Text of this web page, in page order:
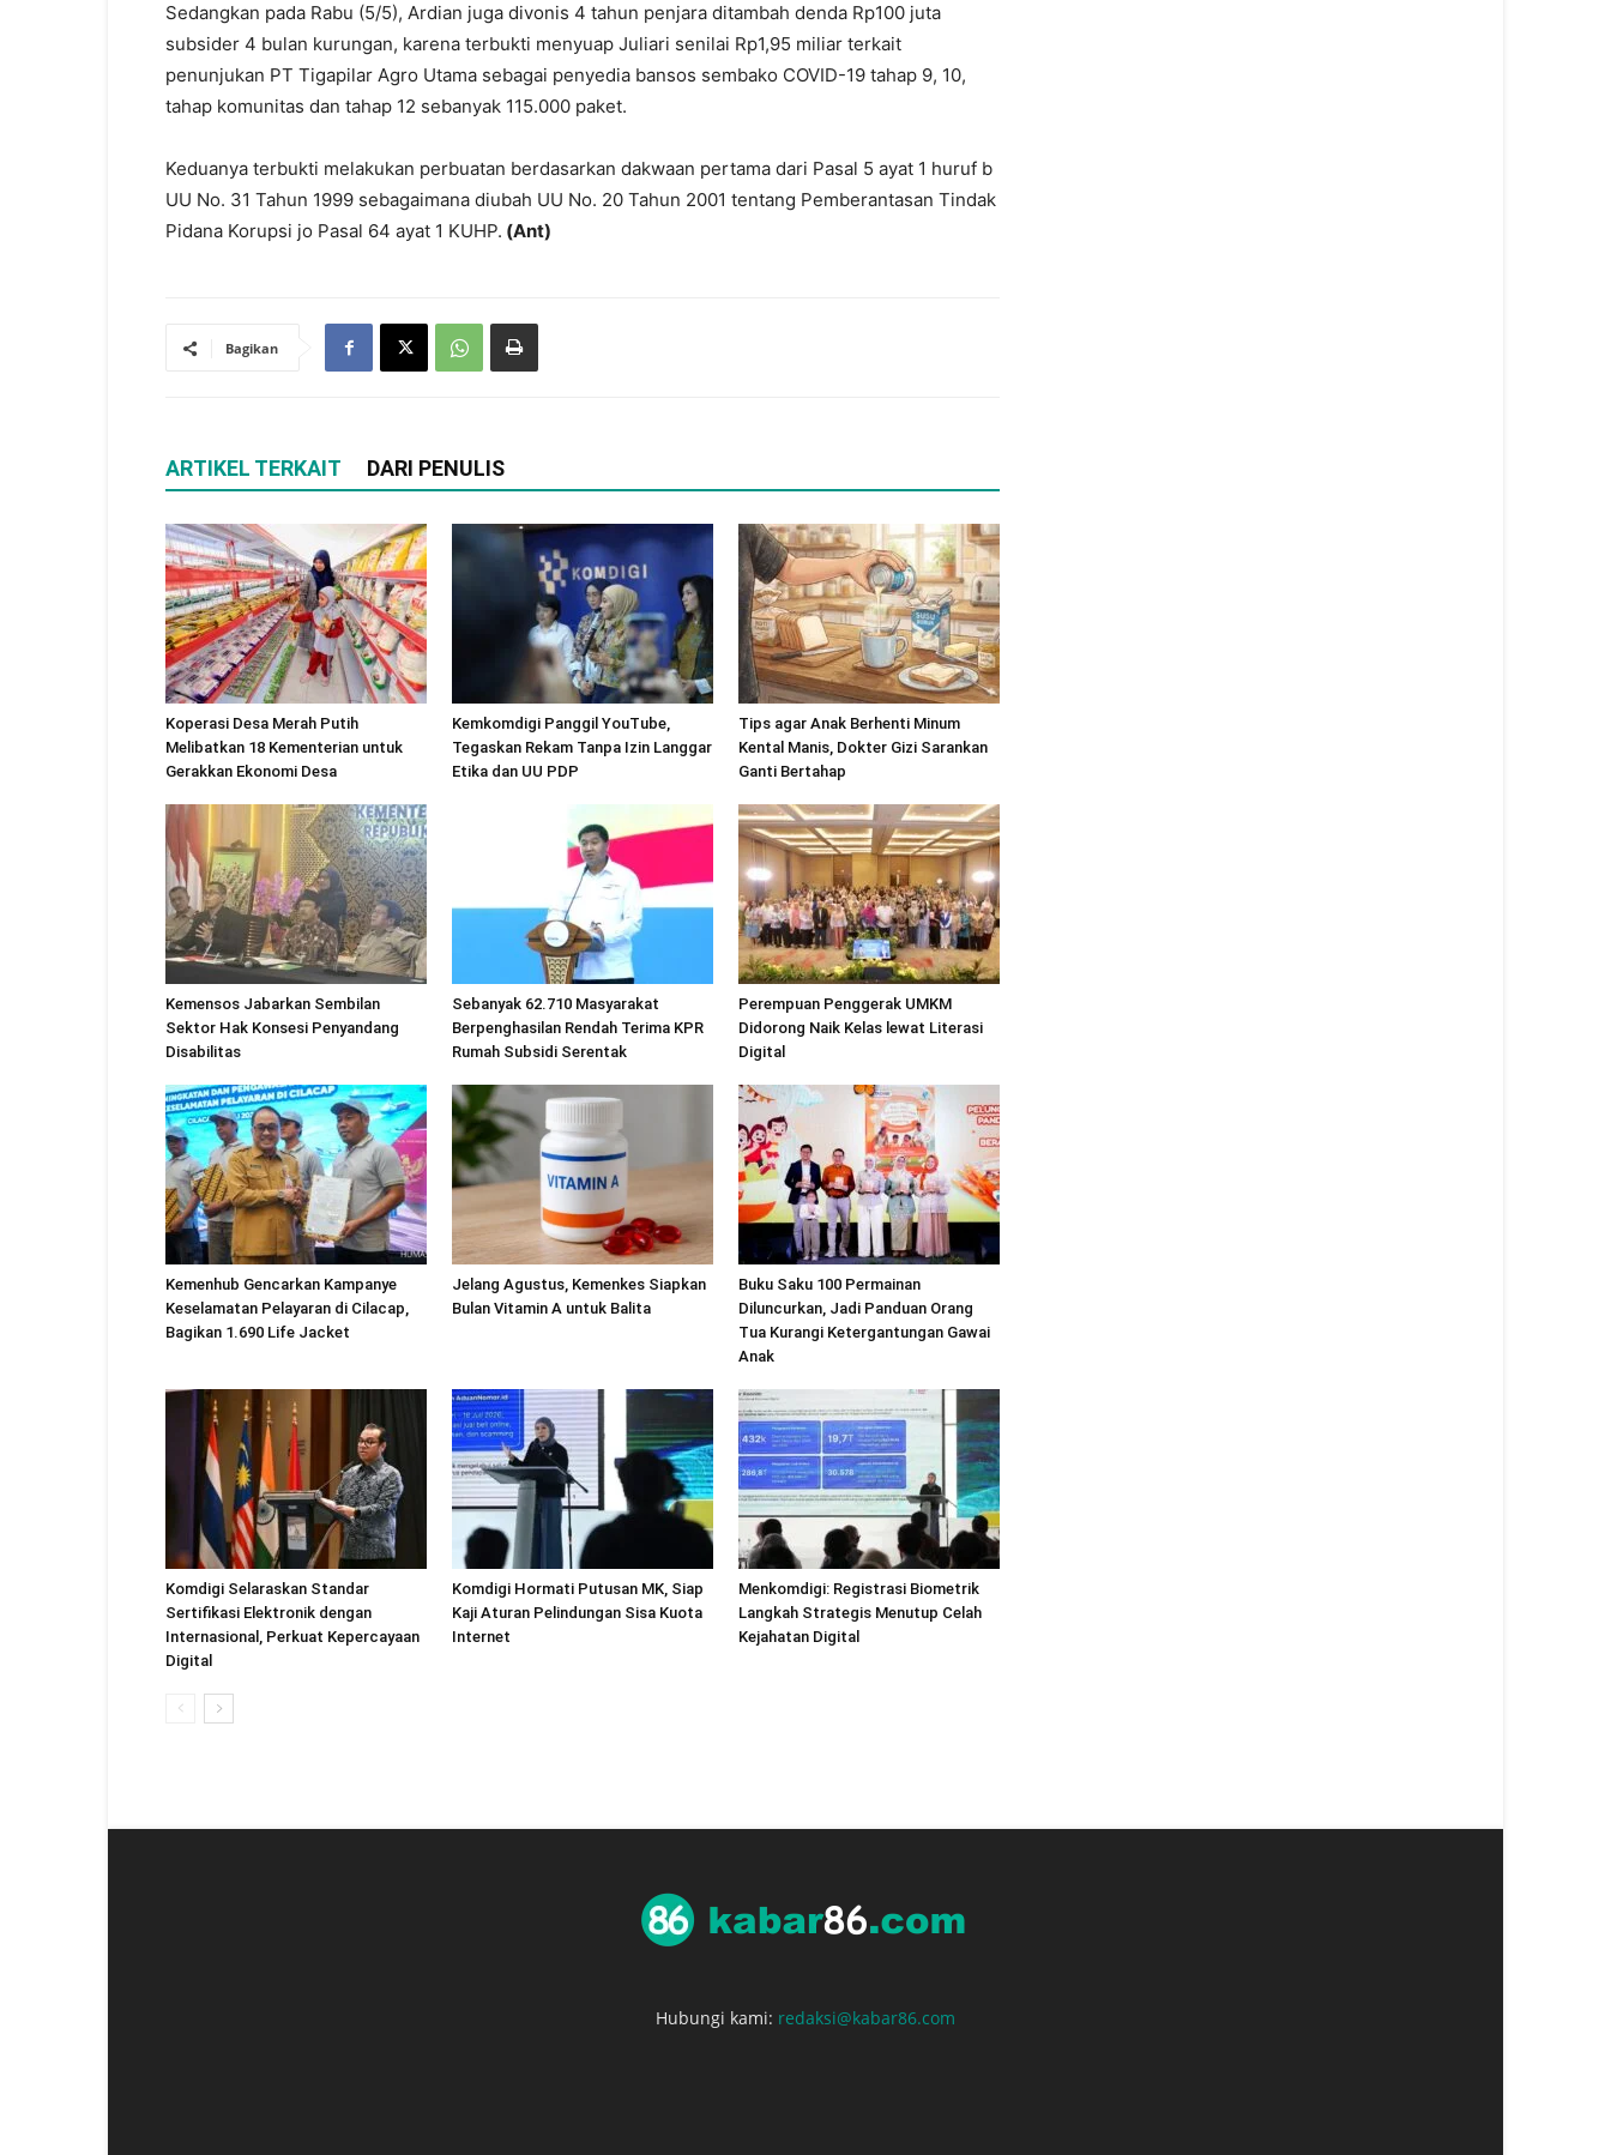
Sedangkan pada Rabu (5/5), Ardian juga divonis 4 tahun penjara ditambah denda Rp100 juta
subsider 4 bulan kurungan, karena terbukti menyuap Juliari senilai Rp1,95 miliar terkait
penunjukan PT Tigapilar Agro Utama sebagai penyedia bansos sembako COVID-19 tahap 9, 10,
tahap komunitas dan tahap 12 sebanyak 115.000 paket.
Keduanya terbukti melakukan perbuatan berdasarkan dakwaan pertama dari Pasal 5 ayat 1 huruf b
UU No. 31 Tahun 1999 sebagaimana diubah UU No. 20 Tahun 2001 tentang Pemberantasan Tindak
Pidana Korupsi jo Pasal 64 ayat 1 KUHP. (Ant)
Bagikan
ARTIKEL TERKAIT DARI PENULIS
Koperasi Desa Merah Putih
Melibatkan 18 Kementerian untuk
Gerakkan Ekonomi Desa
Kemkomdigi Panggil YouTube,
Tegaskan Rekam Tanpa Izin Langgar
Etika dan UU PDP
Tips agar Anak Berhenti Minum
Kental Manis, Dokter Gizi Sarankan
Ganti Bertahap
Kemensos Jabarkan Sembilan
Sektor Hak Konsesi Penyandang
Disabilitas
Sebanyak 62.710 Masyarakat
Berpenghasilan Rendah Terima KPR
Rumah Subsidi Serentak
Perempuan Penggerak UMKM
Didorong Naik Kelas lewat Literasi
Digital
Kemenhub Gencarkan Kampanye
Keselamatan Pelayaran di Cilacap,
Bagikan 1.690 Life Jacket
Jelang Agustus, Kemenkes Siapkan
Bulan Vitamin A untuk Balita
Buku Saku 100 Permainan
Diluncurkan, Jadi Panduan Orang
Tua Kurangi Ketergantungan Gawai
Anak
Komdigi Selaraskan Standar
Sertifikasi Elektronik dengan
Internasional, Perkuat Kepercayaan
Digital
Komdigi Hormati Putusan MK, Siap
Kaji Aturan Pelindungan Sisa Kuota
Internet
Menkomdigi: Registrasi Biometrik
Langkah Strategis Menutup Celah
Kejahatan Digital
Hubungi kami: redaksi@kabar86.com